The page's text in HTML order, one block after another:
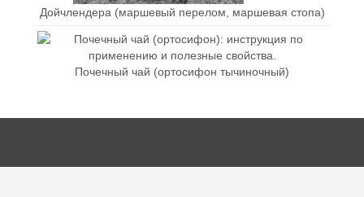
Дойчлендера (маршевый перелом, маршевая стопа)
Почечный чай (ортосифон тычиночный)